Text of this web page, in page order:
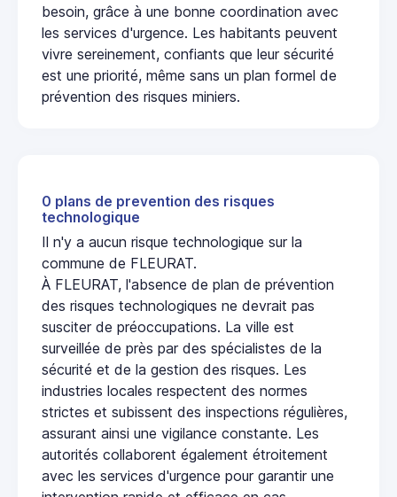
besoin, grâce à une bonne coordination avec
les services d'urgence. Les habitants peuvent
vivre sereinement, confiants que leur sécurité
est une priorité, même sans un plan formel de
prévention des risques miniers.
0 plans de prevention des risques
technologique
Il n'y a aucun risque technologique sur la
commune de FLEURAT.
À FLEURAT, l'absence de plan de prévention
des risques technologiques ne devrait pas
susciter de préoccupations. La ville est
surveillée de près par des spécialistes de la
sécurité et de la gestion des risques. Les
industries locales respectent des normes
strictes et subissent des inspections régulières,
assurant ainsi une vigilance constante. Les
autorités collaborent également étroitement
avec les services d'urgence pour garantir une